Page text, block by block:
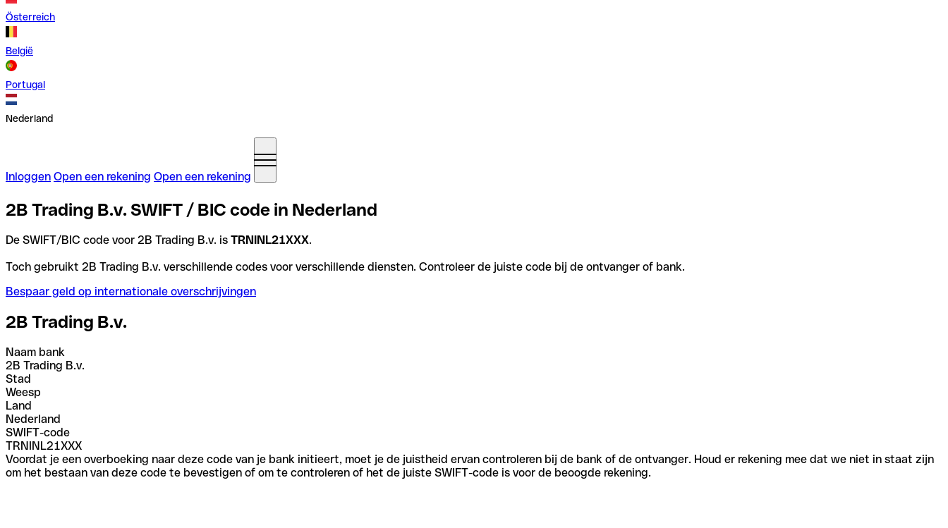
Österreich
België
Portugal
Nederland
Inloggen Open een rekening Open een rekening
2B Trading B.v. SWIFT / BIC code in Nederland
De SWIFT/BIC code voor 2B Trading B.v. is TRNINL21XXX.
Toch gebruikt 2B Trading B.v. verschillende codes voor verschillende diensten. Controleer de juiste code bij de ontvanger of bank.
Bespaar geld op internationale overschrijvingen
2B Trading B.v.
Naam bank
2B Trading B.v.
Stad
Weesp
Land
Nederland
SWIFT-code
TRNINL21XXX
Voordat je een overboeking naar deze code van je bank initieert, moet je de juistheid ervan controleren bij de bank of de ontvanger. Houd er rekening mee dat we niet in staat zijn
om het bestaan van deze code te bevestigen of om te controleren of het de juiste SWIFT-code is voor de beoogde rekening.